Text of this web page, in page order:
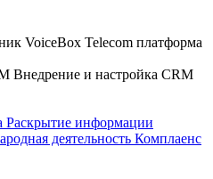
VoiceBox Telecom платформа
Внедрение и настройка CRM
Раскрытие информации
деятельность Комплаенс